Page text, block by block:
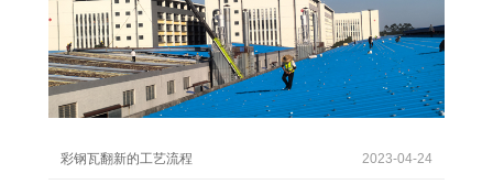
2023-04-24
彩钢瓦翻新的工艺流程